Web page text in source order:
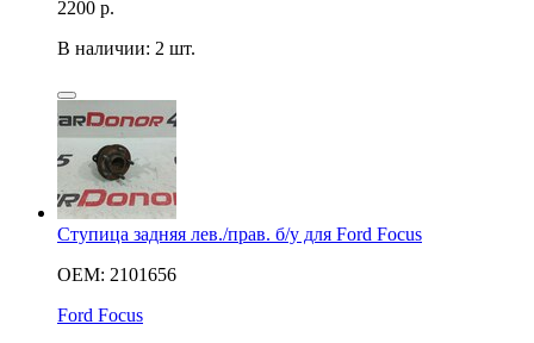
2200 р.
В наличии: 2 шт.
Ступица задняя лев./прав. б/у для Ford Focus
OEM: 2101656
Ford Focus